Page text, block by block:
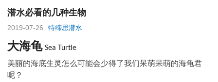
潜水必看的几种生物
2019-07-26 特缔思潜水
大海龟 Sea Turtle
美丽的海底生灵怎么可能会少得了我们呆萌呆萌的海龟君
呢？